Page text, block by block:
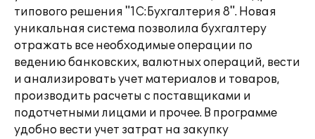
типового решения "1С:Бухгалтерия 8". Новая
уникальная система позволила бухгалтеру
отражать все необходимые операции по
ведению банковских, валютных операций, вести
и анализировать учет материалов и товаров,
производить расчеты с поставщиками и
подотчетными лицами и прочее. В программе
удобно вести учет затрат на закупку